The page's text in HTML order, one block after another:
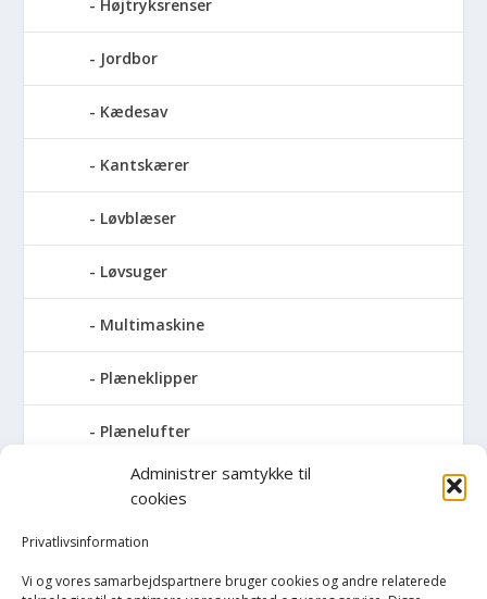
Administrer samtykke til
cookies
Privatlivsinformation
Vi og vores samarbejdspartnere bruger cookies og andre relaterede
Højtryksrenser
Jordbor
Kædesav
Kantskærer
Løvblæser
Løvsuger
Multimaskine
Plæneklipper
Plænelufter
Robotplæneklipper
Sneslynge
Trimmersnøre